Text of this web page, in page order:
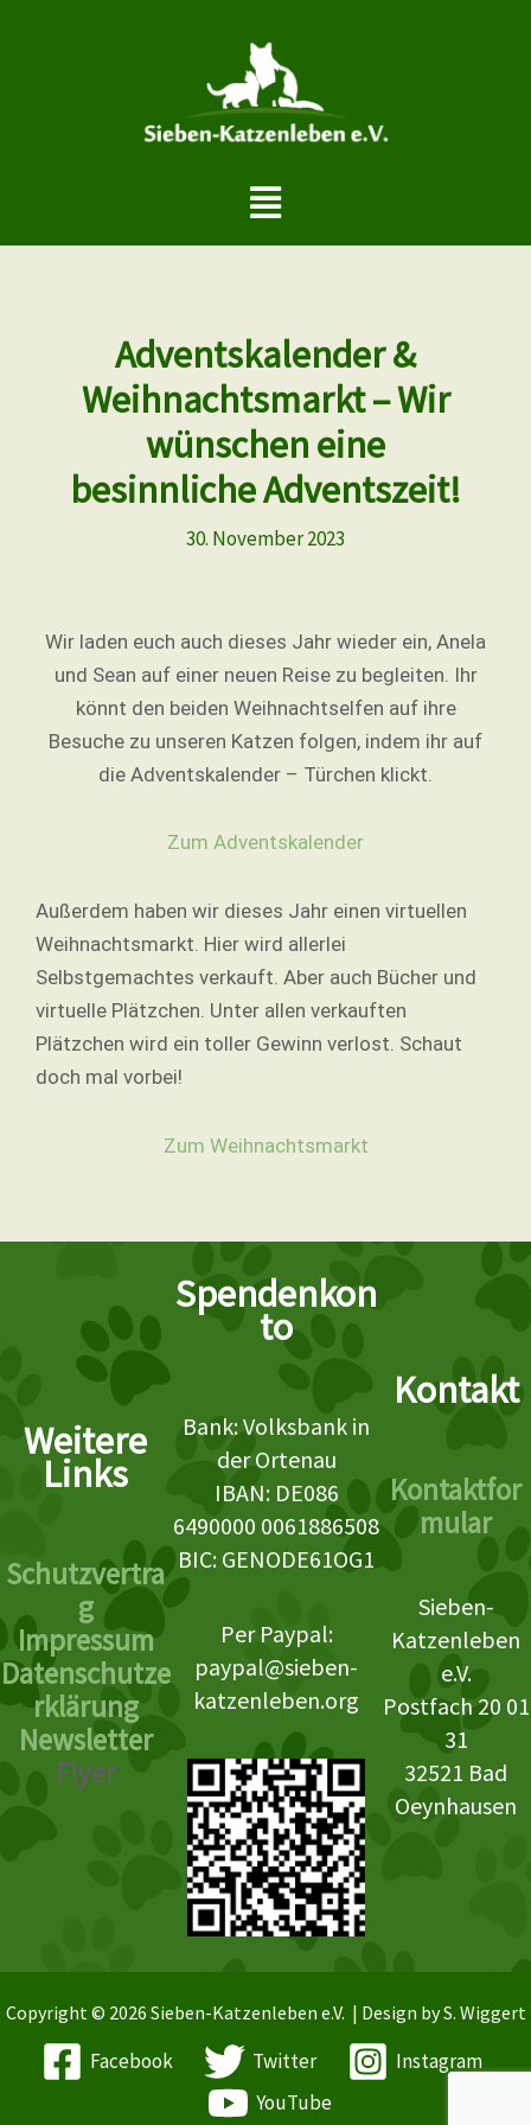
Menü
Adventskalender &
Weihnachtsmarkt – Wir
wünschen eine
besinnliche Adventszeit!
30. November 2023
Wir laden euch auch dieses Jahr wieder ein, Anela
und Sean auf einer neuen Reise zu begleiten. Ihr
könnt den beiden Weihnachtselfen auf ihre
Besuche zu unseren Katzen folgen, indem ihr auf
die Adventskalender – Türchen klickt.
Zum Adventskalender
Außerdem haben wir dieses Jahr einen virtuellen
Weihnachtsmarkt. Hier wird allerlei
Selbstgemachtes verkauft. Aber auch Bücher und
virtuelle Plätzchen. Unter allen verkauften
Plätzchen wird ein toller Gewinn verlost. Schaut
doch mal vorbei!
Zum Weihnachtsmarkt
Weitere
Links
Schutzvertra
g
Impressum
Datenschutze
rklärung
Newsletter
Flyer
Spendenkon
to
Bank: Volksbank in
der Ortenau
IBAN: DE086
6490000 0061886508
BIC: GENODE61OG1
Per Paypal:
paypal@sieben-
katzenleben.org
Kontakt
Kontaktfor
mular
Sieben-
Katzenleben
e.V.
Postfach 20 01
31
32521 Bad
Oeynhausen
Copyright © 2026 Sieben-Katzenleben e.V. | Design by S. Wiggert
Facebook Twitter
Instagram
YouTube